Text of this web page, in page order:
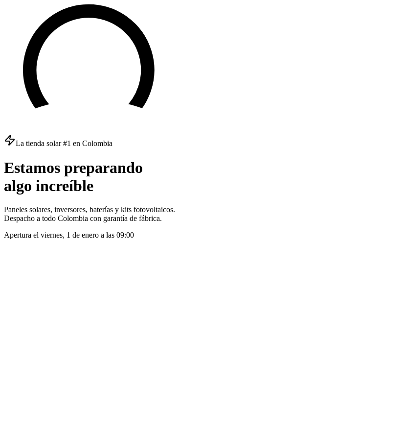
La tienda solar #1 en Colombia
Estamos preparando
algo increíble
Paneles solares, inversores, baterías y kits fotovoltaicos.
Despacho a todo Colombia con garantía de fábrica.
Apertura el viernes, 1 de enero a las 09:00